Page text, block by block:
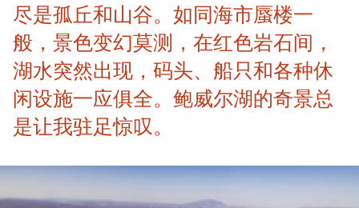
尽是孤丘和山谷。如同海市蜃楼一
般，景色变幻莫测，在红色岩石间，
湖水突然出现，码头、船只和各种休
闲设施一应俱全。鲍威尔湖的奇景总
是让我驻足惊叹。